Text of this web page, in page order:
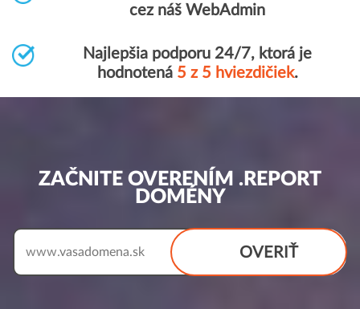
cez náš WebAdmin
Najlepšia podporu 24/7, ktorá je
hodnotená 5 z 5 hviezdičiek.
ZAČNITE OVERENÍM .REPORT
DOMÉNY
OVERIŤ
www.